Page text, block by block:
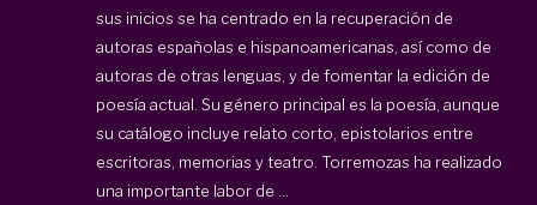
sus inicios se ha centrado en la recuperación de
autoras españolas e hispanoamericanas, así como de
autoras de otras lenguas, y de fomentar la edición de
poesía actual. Su género principal es la poesía, aunque
su catálogo incluye relato corto, epistolarios entre
escritoras, memorias y teatro. Torremozas ha realizado
una importante labor de ...